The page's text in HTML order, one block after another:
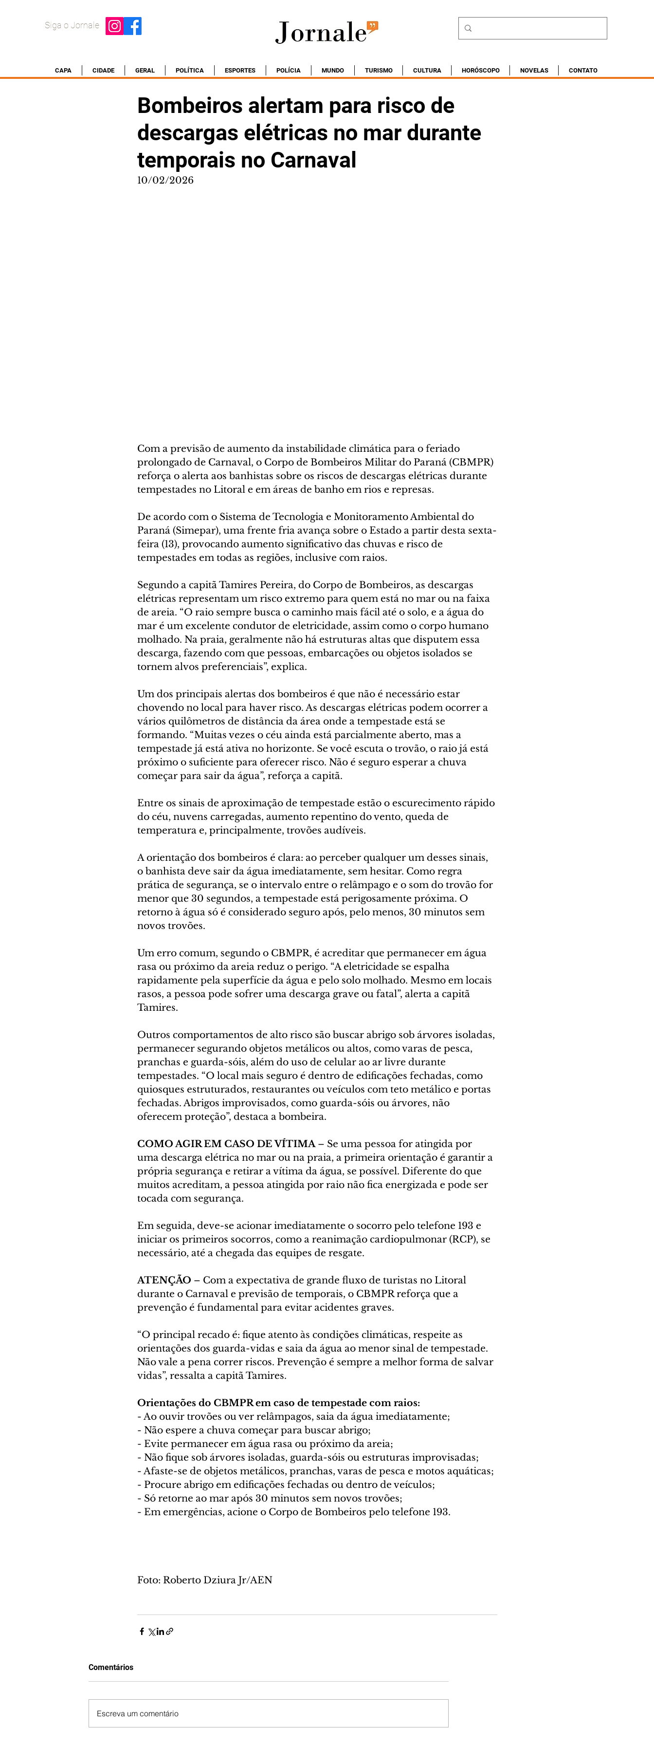
Siga o Jornale
CAPA CIDADE GERAL POLÍTICA ESPORTES POLÍCIA MUNDO TURISMO CULTURA HORÓSCOPO NOVELAS CONTATO
Bombeiros alertam para risco de
descargas elétricas no mar durante
temporais no Carnaval
10/02/2026
Com a previsão de aumento da instabilidade climática para o feriado
prolongado de Carnaval, o Corpo de Bombeiros Militar do Paraná (CBMPR)
reforça o alerta aos banhistas sobre os riscos de descargas elétricas durante
tempestades no Litoral e em áreas de banho em rios e represas.
De acordo com o Sistema de Tecnologia e Monitoramento Ambiental do
Paraná (Simepar), uma frente fria avança sobre o Estado a partir desta sexta-
feira (13), provocando aumento significativo das chuvas e risco de
tempestades em todas as regiões, inclusive com raios.
Segundo a capitã Tamires Pereira, do Corpo de Bombeiros, as descargas
elétricas representam um risco extremo para quem está no mar ou na faixa
de areia. “O raio sempre busca o caminho mais fácil até o solo, e a água do
mar é um excelente condutor de eletricidade, assim como o corpo humano
molhado. Na praia, geralmente não há estruturas altas que disputem essa
descarga, fazendo com que pessoas, embarcações ou objetos isolados se
tornem alvos preferenciais”, explica.
Um dos principais alertas dos bombeiros é que não é necessário estar
chovendo no local para haver risco. As descargas elétricas podem ocorrer a
vários quilômetros de distância da área onde a tempestade está se
formando. “Muitas vezes o céu ainda está parcialmente aberto, mas a
tempestade já está ativa no horizonte. Se você escuta o trovão, o raio já está
próximo o suficiente para oferecer risco. Não é seguro esperar a chuva
começar para sair da água”, reforça a capitã.
Entre os sinais de aproximação de tempestade estão o escurecimento rápido
do céu, nuvens carregadas, aumento repentino do vento, queda de
temperatura e, principalmente, trovões audíveis.
A orientação dos bombeiros é clara: ao perceber qualquer um desses sinais,
o banhista deve sair da água imediatamente, sem hesitar. Como regra
prática de segurança, se o intervalo entre o relâmpago e o som do trovão for
menor que 30 segundos, a tempestade está perigosamente próxima. O
retorno à água só é considerado seguro após, pelo menos, 30 minutos sem
novos trovões.
Um erro comum, segundo o CBMPR, é acreditar que permanecer em água
rasa ou próximo da areia reduz o perigo. “A eletricidade se espalha
rapidamente pela superfície da água e pelo solo molhado. Mesmo em locais
rasos, a pessoa pode sofrer uma descarga grave ou fatal”, alerta a capitã
Tamires.
Outros comportamentos de alto risco são buscar abrigo sob árvores isoladas,
permanecer segurando objetos metálicos ou altos, como varas de pesca,
pranchas e guarda-sóis, além do uso de celular ao ar livre durante
tempestades. “O local mais seguro é dentro de edificações fechadas, como
quiosques estruturados, restaurantes ou veículos com teto metálico e portas
fechadas. Abrigos improvisados, como guarda-sóis ou árvores, não
oferecem proteção”, destaca a bombeira.
COMO AGIR EM CASO DE VÍTIMA – Se uma pessoa for atingida por
uma descarga elétrica no mar ou na praia, a primeira orientação é garantir a
própria segurança e retirar a vítima da água, se possível. Diferente do que
muitos acreditam, a pessoa atingida por raio não fica energizada e pode ser
tocada com segurança.
Em seguida, deve-se acionar imediatamente o socorro pelo telefone 193 e
iniciar os primeiros socorros, como a reanimação cardiopulmonar (RCP), se
necessário, até a chegada das equipes de resgate.
ATENÇÃO – Com a expectativa de grande fluxo de turistas no Litoral
durante o Carnaval e previsão de temporais, o CBMPR reforça que a
prevenção é fundamental para evitar acidentes graves.
“O principal recado é: fique atento às condições climáticas, respeite as
orientações dos guarda-vidas e saia da água ao menor sinal de tempestade.
Não vale a pena correr riscos. Prevenção é sempre a melhor forma de salvar
vidas”, ressalta a capitã Tamires.
Orientações do CBMPR em caso de tempestade com raios:
- Ao ouvir trovões ou ver relâmpagos, saia da água imediatamente;
- Não espere a chuva começar para buscar abrigo;
- Evite permanecer em água rasa ou próximo da areia;
- Não fique sob árvores isoladas, guarda-sóis ou estruturas improvisadas;
- Afaste-se de objetos metálicos, pranchas, varas de pesca e motos aquáticas;
- Procure abrigo em edificações fechadas ou dentro de veículos;
- Só retorne ao mar após 30 minutos sem novos trovões;
- Em emergências, acione o Corpo de Bombeiros pelo telefone 193.
Foto: Roberto Dziura Jr/AEN
Comentários
Escreva um comentário